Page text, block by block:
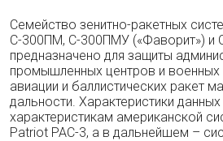
Семейство зенитно-ракетных
С-300ПМ, С-300ПМУ («Фаворит») и
предназначено для защиты
промышленных центров и
авиации и баллистических ракет
дальности. Характеристики
характеристикам американской
Patriot PAC-3, а в дальнейшем –